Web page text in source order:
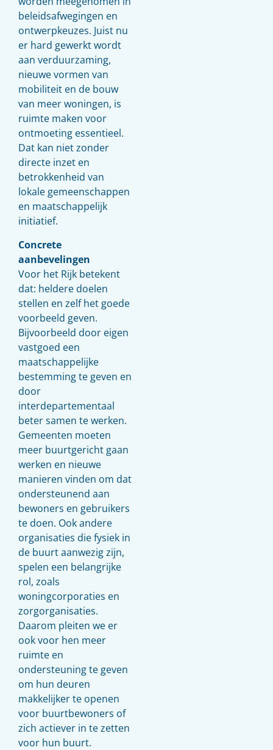
beleidsafwegingen en
ontwerpkeuzes. Juist nu
er hard gewerkt wordt
aan verduurzaming,
nieuwe vormen van
mobiliteit en de bouw
van meer woningen, is
ruimte maken voor
ontmoeting essentieel.
Dat kan niet zonder
directe inzet en
betrokkenheid van
lokale gemeenschappen
en maatschappelijk
initiatief.
Concrete
aanbevelingen
Voor het Rijk betekent
dat: heldere doelen
stellen en zelf het goede
voorbeeld geven.
Bijvoorbeeld door eigen
vastgoed een
maatschappelijke
bestemming te geven en
door
interdepartementaal
beter samen te werken.
Gemeenten moeten
meer buurtgericht gaan
werken en nieuwe
manieren vinden om dat
ondersteunend aan
bewoners en gebruikers
te doen. Ook andere
organisaties die fysiek in
de buurt aanwezig zijn,
spelen een belangrijke
rol, zoals
woningcorporaties en
zorgorganisaties.
Daarom pleiten we er
ook voor hen meer
ruimte en
ondersteuning te geven
om hun deuren
makkelijker te openen
voor buurtbewoners of
zich actiever in te zetten
voor hun buurt.